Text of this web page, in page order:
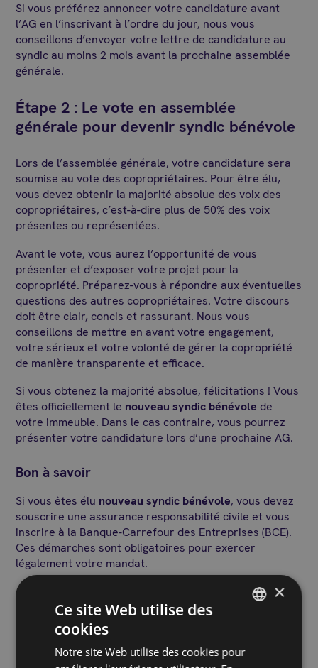
Si vous préférez annoncer votre candidature avant
l’AG en l’inscrivant à l’ordre du jour, nous vous
conseillons d’envoyer votre lettre de candidature au
syndic au moins 2 mois avant la prochaine assemblée
générale.
Étape 2 : Le vote en assemblée
générale pour devenir syndic bénévole
Lors de l’assemblée générale, votre candidature sera
soumise au vote des copropriétaires. Pour être élu,
vous devez obtenir la majorité absolue des voix des
copropriétaires, c’est-à-dire plus de 50% des voix
présentes ou représentées.
Avant le vote, vous aurez l’opportunité de vous
présenter et d’exposer votre projet pour la
copropriété. Préparez-vous à répondre aux éventuelles
questions des autres copropriétaires. Votre discours
doit être clair, concis et rassurant. Nous vous
conseillons de mettre en avant votre engagement,
votre sérieux et votre volonté de gérer la copropriété
de manière transparente et efficace.
Si vous obtenez la majorité absolue, félicitations ! Vous
êtes officiellement le nouveau syndic bénévole de
votre immeuble. Dans le cas contraire, vous pourrez
présenter votre candidature lors d’une prochaine AG.
Bon à savoir
Si vous êtes élu nouveau syndic bénévole, vous devez
souscrire une assurance responsabilité civile et vous
inscrire à la Banque-Carrefour des Entreprises (BCE).
Ces démarches sont obligatoires pour exercer
légalement votre mandat.
Étape 3 : La récupération des archives
auprès de l’ancien syndic
Une fois élu, vous devez récupérer l’ensemble des
DUTCH
×
Ce site Web utilise des
cookies
Notre site Web utilise des cookies pour